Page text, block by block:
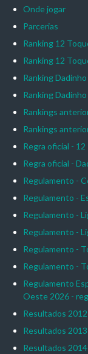
Onde jogar
Parcerias
Ranking 12
Ranking 12
Ranking
Ranking
Rankings
Rankings
Regra oficial -
Regra oficial -
Regulamento -
Regulamento -
Regulamento -
Regulamento -
Regulamento -
Regulamento -
Regulamento
Oeste 2026 -
Resultados 2012
Resultados 2013
Resultados 2014